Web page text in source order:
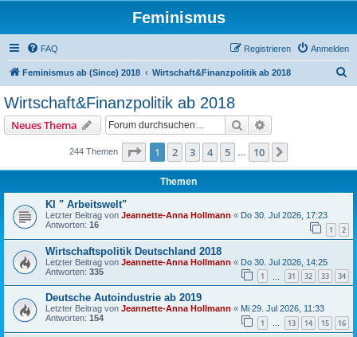
Feminismus
FAQ Anmelden
Registrieren
Feminismus ab (Since) 2018 Wirtschaft&Finanzpolitik ab 2018
Wirtschaft&Finanzpolitik ab 2018
Neues Thema Suche
244 Themen Seite 1von 10
1 2 3 4 5 10
Themen
KI " Arbeitswelt"
Letzter Beitrag von Jeannette-Anna Hollmann « Do 30. Jul 2026, 17:23
Antworten: 16 1 2
Wirtschaftspolitik Deutschland 2018
Letzter Beitrag von Jeannette-Anna Hollmann « Do 30. Jul 2026, 14:25
Antworten: 335 1 31 32 33 34
Deutsche Autoindustrie ab 2019
Letzter Beitrag von Jeannette-Anna Hollmann « Mi 29. Jul 2026, 11:33
Antworten: 154 1 … 13 14 15 16